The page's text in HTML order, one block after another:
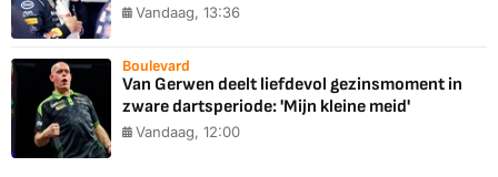
Vandaag, 13:36
Boulevard
Van Gerwen deelt liefdevol gezinsmoment in
zware dartsperiode: 'Mijn kleine meid'
Vandaag, 12:00